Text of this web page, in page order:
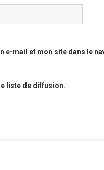
e-mail et mon site dans le
liste de diffusion.